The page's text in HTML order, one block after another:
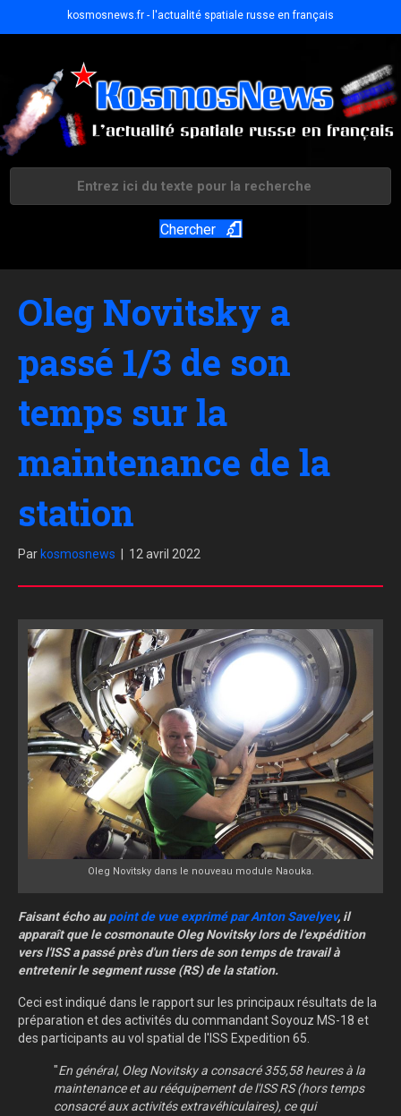
kosmosnews.fr - l'actualité spatiale russe en français
Chercher
Oleg Novitsky a
passé 1/3 de son
temps sur la
maintenance de la
station
Par kosmosnews 12 avril 2022
Oleg Novitsky dans le nouveau module Naouka.
Faisant écho aupoint de vue exprimé par Anton Savelyev, il
apparaît que le cosmonaute Oleg Novitsky lors de l'expédition
vers l'ISS a passé près d'un tiers de son temps de travail à
entretenir le segment russe (RS) de la station.
Ceci est indiqué dans le rapport sur les principaux résultats de la
préparation et des activités du commandant Soyouz MS-18 et
des participants au vol spatial de l'ISS Expedition 65.
"En général, Oleg Novitsky a consacré 355,58 heures à la
maintenance et au rééquipement de l'ISS RS (hors temps
consacré aux activités extravéhiculaires), ce qui